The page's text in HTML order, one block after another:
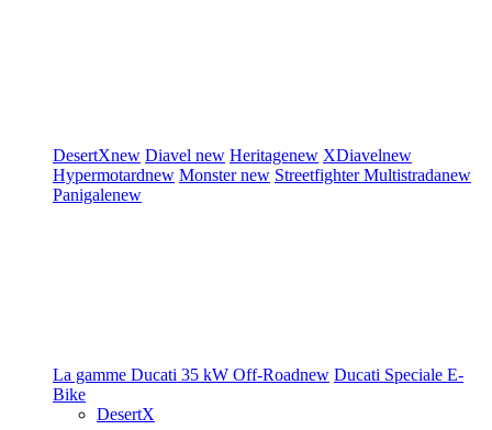
DesertXnew Diavel new Heritagenew XDiavelnew
Hypermotardnew Monsternew StreetfighterMultistradanew
Panigalenew
La gamme Ducati 35 kW Off-Roadnew Ducati Speciale E-
Bike
DesertX